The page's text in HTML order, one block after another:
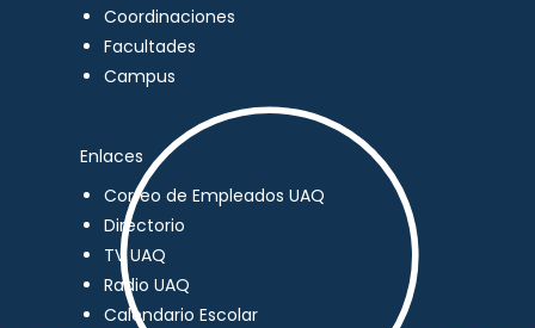
Coordinaciones
Facultades
Campus
Enlaces
Correo de Empleados UAQ
Directorio
TV UAQ
Radio UAQ
Calendario Escolar